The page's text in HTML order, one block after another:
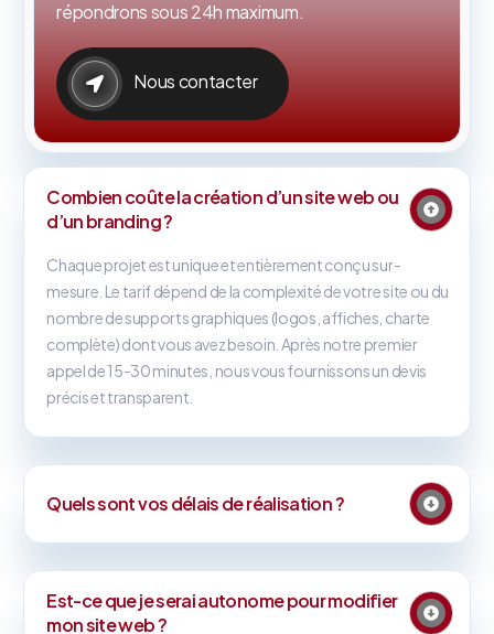
répondrons sous 24h maximum.
Nous contacter
Combien coûte la création d’un site web ou
d’un branding ?
Chaque projet est unique et entièrement conçu sur-
mesure. Le tarif dépend de la complexité de votre site ou du
nombre de supports graphiques (logos, affiches, charte
complète) dont vous avez besoin. Après notre premier
appel de 15-30 minutes, nous vous fournissons un devis
précis et transparent.
Quels sont vos délais de réalisation ?
Est-ce que je serai autonome pour modifier
mon site web ?